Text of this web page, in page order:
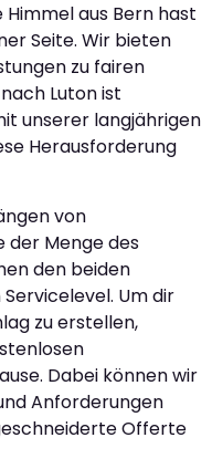
Himmel aus Bern hast
Seite. Wir bieten
zu fairen
Luton ist
unserer langjährigen
Herausforderung
von
der Menge des
den beiden
Um dir
zu erstellen,
Dabei können wir
Anforderungen
Offerte